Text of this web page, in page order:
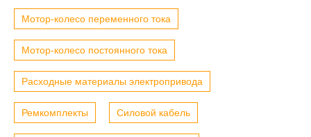
Мотор-колесо переменного тока
Мотор-колесо постоянного тока
Расходные материалы электропривода
Ремкомплекты Силовой кабель